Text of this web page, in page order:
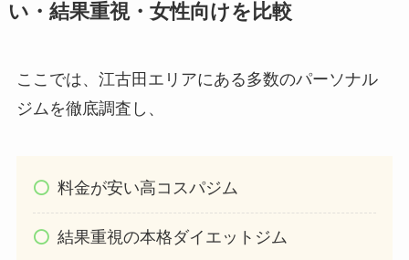
い・結果重視・女性向けを比較
ここでは、江古田エリアにある多数のパーソナル
ジムを徹底調査し、
料金が安い高コスパジム
結果重視の本格ダイエットジム